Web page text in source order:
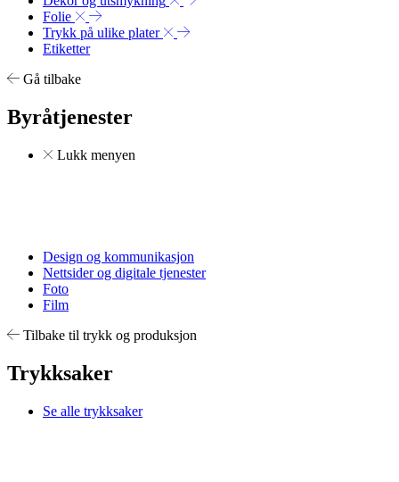
Folie
Trykk på ulike plater
Etiketter
Gå tilbake
Byråtjenester
Lukk menyen
Design og kommunikasjon
Nettsider og digitale tjenester
Foto
Film
Tilbake til trykk og produksjon
Trykksaker
Se alle trykksaker